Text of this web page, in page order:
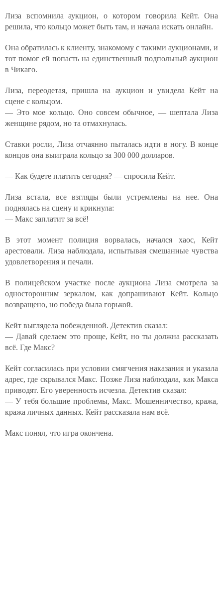
Лиза вспомнила аукцион, о котором говорила Кейт. Она
решила, что кольцо может быть там, и начала искать онлайн.
Она обратилась к клиенту, знакомому с такими аукционами, и
тот помог ей попасть на единственный подпольный аукцион
в Чикаго.
Лиза, переодетая, пришла на аукцион и увидела Кейт на
сцене с кольцом.
— Это мое кольцо. Оно совсем обычное, — шептала Лиза
женщине рядом, но та отмахнулась.
Ставки росли, Лиза отчаянно пыталась идти в ногу. В конце
концов она выиграла кольцо за 300 000 долларов.
— Как будете платить сегодня? — спросила Кейт.
Лиза встала, все взгляды были устремлены на нее. Она
поднялась на сцену и крикнула:
— Макс заплатит за всё!
В этот момент полиция ворвалась, начался хаос, Кейт
арестовали. Лиза наблюдала, испытывая смешанные чувства
удовлетворения и печали.
В полицейском участке после аукциона Лиза смотрела за
односторонним зеркалом, как допрашивают Кейт. Кольцо
возвращено, но победа была горькой.
Кейт выглядела побежденной. Детектив сказал:
— Давай сделаем это проще, Кейт, но ты должна рассказать
всё. Где Макс?
Кейт согласилась при условии смягчения наказания и указала
адрес, где скрывался Макс. Позже Лиза наблюдала, как Макса
приводят. Его уверенность исчезла. Детектив сказал:
— У тебя большие проблемы, Макс. Мошенничество, кража,
кража личных данных. Кейт рассказала нам всё.
Макс понял, что игра окончена.